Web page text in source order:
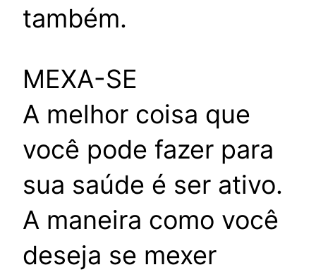
também.
MEXA-SE
A melhor coisa que
você pode fazer para
sua saúde é ser ativo.
A maneira como você
deseja se mexer